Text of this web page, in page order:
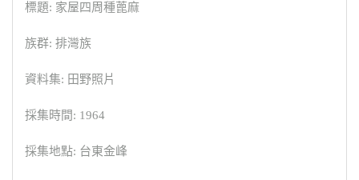
標題: 家屋四周種蓖麻
族群: 排灣族
資料集: 田野照片
採集時間: 1964
採集地點: 台東金峰